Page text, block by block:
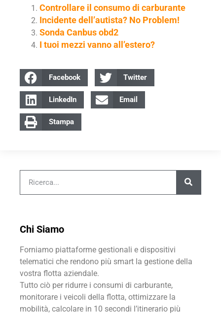
Controllare il consumo di carburante
Incidente dell’autista? No Problem!
Sonda Canbus obd2
I tuoi mezzi vanno all’estero?
Facebook Twitter
LinkedIn Email
Stampa
Chi Siamo
Forniamo piattaforme gestionali e dispositivi
telematici che rendono più smart la gestione della
vostra flotta aziendale.
Tutto ciò per ridurre i consumi di carburante,
monitorare i veicoli della flotta, ottimizzare la
mobilità, calcolare in 10 secondi l’itinerario più